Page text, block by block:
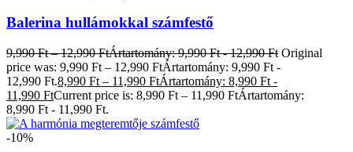
Balerina hullámokkal számfestő
9,990Ft – 12,990FtÁrtartomány: 9,990 Ft - 12,990 Ft Original
price was: 9,990 Ft – 12,990 FtÁrtartomány: 9,990 Ft -
12,990 Ft.8,990 Ft – 11,990 FtÁrtartomány: 8,990 Ft -
11,990 FtCurrent price is: 8,990 Ft – 11,990 FtÁrtartomány:
8,990 Ft - 11,990 Ft.
-10%